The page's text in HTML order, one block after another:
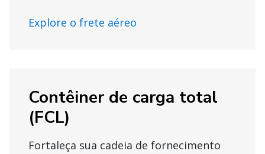
Explore o frete aéreo
Contêiner de carga total
(FCL)
Fortaleça sua cadeia de fornecimento